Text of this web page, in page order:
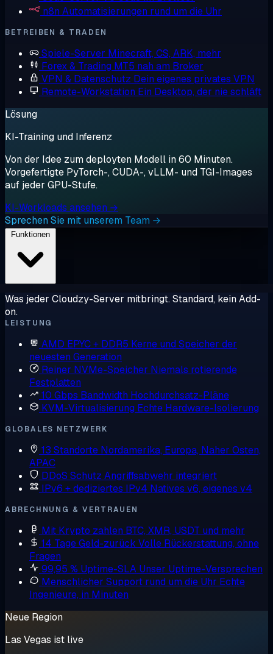
n8n Automatisierungen rund um die Uhr
BETREIBEN & TRADEN
Spiele-Server Minecraft, CS, ARK, mehr
Forex & Trading MT5 nah am Broker
VPN & Datenschutz Dein eigenes privates VPN
Remote-Workstation Ein Desktop, der nie schläft
Lösung
KI-Training und Inferenz
Von der Idee zum deployten Modell in 60 Minuten.
Vorgefertigte PyTorch-, CUDA-, vLLM- und TGI-Images
auf jeder GPU-Stufe.
KI-Workloads ansehen →
Sprechen Sie mit unserem Team →
Was jeder Cloudzy-Server mitbringt. Standard, kein Add-
on.
LEISTUNG
AMD EPYC + DDR5 Kerne und Speicher der
neuesten Generation
Reiner NVMe-Speicher Niemals rotierende
Festplatten
10 Gbps Bandwidth Hochdurchsatz-Pläne
KVM-Virtualisierung Echte Hardware-Isolierung
GLOBALES NETZWERK
13 Standorte Nordamerika, Europa, Naher Osten,
APAC
DDoS Schutz Angriffsabwehr integriert
IPv6 + dediziertes IPv4 Natives v6, eigenes v4
ABRECHNUNG & VERTRAUEN
Mit Krypto zahlen BTC, XMR, USDT und mehr
14 Tage Geld-zurück Volle Rückerstattung, ohne
Fragen
99,95 % Uptime-SLA Unser Uptime-Versprechen
Menschlicher Support rund um die Uhr Echte
Ingenieure, in Minuten
Neue Region
Las Vegas ist live